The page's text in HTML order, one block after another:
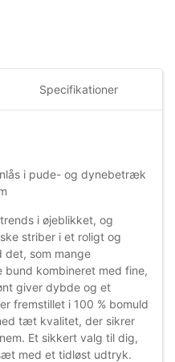
Specifikationer
i pude- og dynebetræk
i øjeblikket, og
striber i et roligt og
det, som mange
bund kombineret med fine,
giver dybde og et
fremstillet i 100 % bomuld
tæt kvalitet, der sikrer
Et sikkert valg til dig,
med et tidløst udtryk.